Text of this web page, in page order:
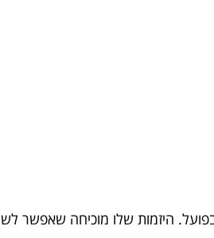
היזמות שלו מוכיחה שאפשר